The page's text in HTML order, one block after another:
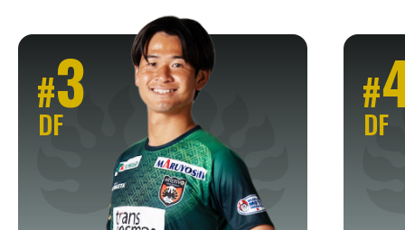
#3
DF
#
DF